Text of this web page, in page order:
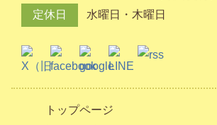
定休日
水曜日・木曜日
トップページ